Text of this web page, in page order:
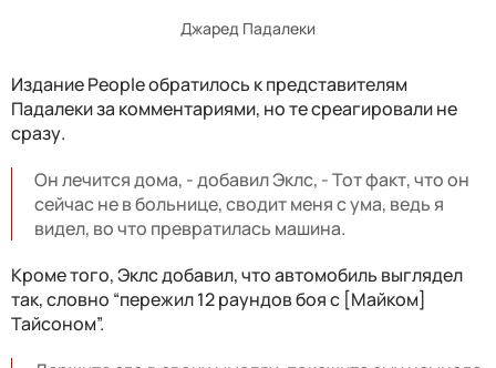
Джаред Падалеки
Издание People обратилось к представителям
Падалеки за комментариями, но те среагировали не
сразу.
Он лечится дома, - добавил Эклс, - Тот факт, что он
сейчас не в больнице, сводит меня с ума, ведь я
видел, во что превратилась машина.
Кроме того, Эклс добавил, что автомобиль выглядел
так, словно “пережил 12 раундов боя с [Майком]
Тайсоном”.